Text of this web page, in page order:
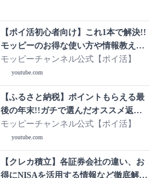
【ポイ活初心者向け】これ1本で解決!!
モッピーのお得な使い方や情報教えま
す!!
モッピーチャンネル公式【ポイ活】
youtube.com
【ふるさと納税】ポイントもらえる最
後の年末!!ガチで選んだオススメ返礼
品5選大公開!!【視聴者プレゼントあ
り】
モッピーチャンネル公式【ポイ活】
youtube.com
【クレカ積立】各証券会社の違い、お
得にNISAを活用する情報など徹底解